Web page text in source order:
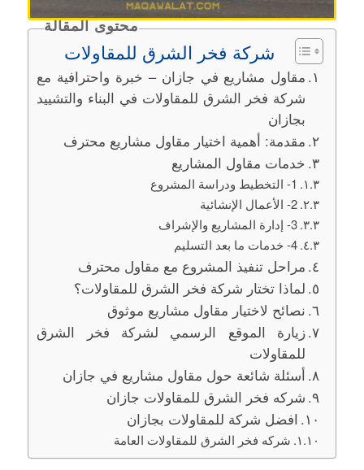
محتوى المقالة
شركة فخر الشرق للمقاولات
مقاول مشاريع في جازان – خبرة واحترافية مع
شركة فخر الشرق للمقاولات في البناء والتشييد
بجازان
مقدمة: أهمية اختيار مقاول مشاريع محترف
خدمات مقاول المشاريع
1- التخطيط ودراسة المشروع
2- الأعمال الإنشائية
3- إدارة المشاريع والإشراف
4- خدمات ما بعد التسليم
مراحل تنفيذ المشروع مع مقاول محترف
لماذا تختار شركة فخر الشرق للمقاولات؟
نصائح لاختيار مقاول مشاريع موثوق
زيارة الموقع الرسمي لشركة فخر الشرق
للمقاولات
أسئلة شائعة حول مقاول مشاريع في جازان
شركه فخر الشرق للمقاولات جازان
افضل شركة للمقاولات بجازان
شركه فخر الشرق للمقاولات العامة